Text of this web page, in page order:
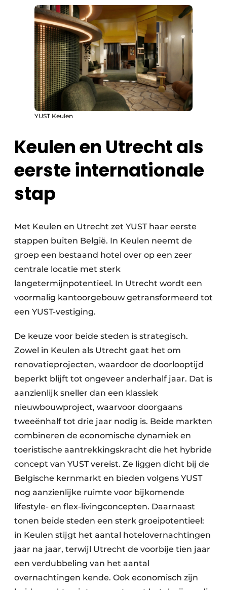
YUST Keulen
Keulen en Utrecht als
eerste internationale
stap
Met Keulen en Utrecht zet YUST haar eerste
stappen buiten België. In Keulen neemt de
groep een bestaand hotel over op een zeer
centrale locatie met sterk
langetermijnpotentieel. In Utrecht wordt een
voormalig kantoorgebouw getransformeerd tot
een YUST-vestiging.
De keuze voor beide steden is strategisch.
Zowel in Keulen als Utrecht gaat het om
renovatieprojecten, waardoor de doorlooptijd
beperkt blijft tot ongeveer anderhalf jaar. Dat is
aanzienlijk sneller dan een klassiek
nieuwbouwproject, waarvoor doorgaans
tweeënhalf tot drie jaar nodig is. Beide markten
combineren de economische dynamiek en
toeristische aantrekkingskracht die het hybride
concept van YUST vereist. Ze liggen dicht bij de
Belgische kernmarkt en bieden volgens YUST
nog aanzienlijke ruimte voor bijkomende
lifestyle- en flex-livingconcepten. Daarnaast
tonen beide steden een sterk groeipotentieel:
in Keulen stijgt het aantal hotelovernachtingen
jaar na jaar, terwijl Utrecht de voorbije tien jaar
een verdubbeling van het aantal
overnachtingen kende. Ook economisch zijn